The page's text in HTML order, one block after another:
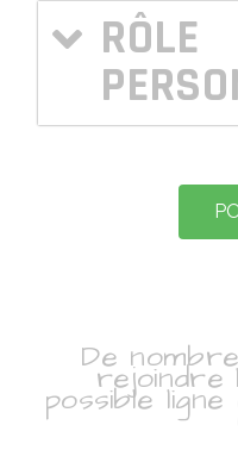
RÔLE
De
rejoindre
possible